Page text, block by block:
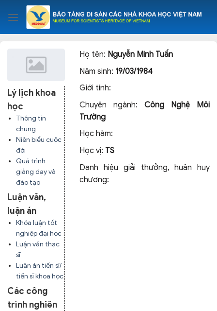
content
Lý lịch khoa
học
Thông tin
chung
Niên biểu cuộc
đời
Quá trình
giảng dạy và
đào tạo
Luận văn,
luận án
Khóa luận tốt
nghiệp đại học
Luận văn thạc
sĩ
Luận án tiến sĩ/
tiến sĩ khoa học
Các công
trình nghiên
Họ tên: Nguyễn Minh Tuấn
Năm sinh: 19/03/1984
Giới tính:
Chuyên ngành:Công Nghệ Môi
Trường
Học hàm:
Học vị: TS
Danh hiệu giải thưởng, huân huy
chương: